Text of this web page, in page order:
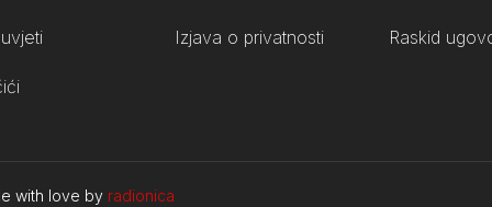
Izjava o privatnosti Raskid
with love by radionica